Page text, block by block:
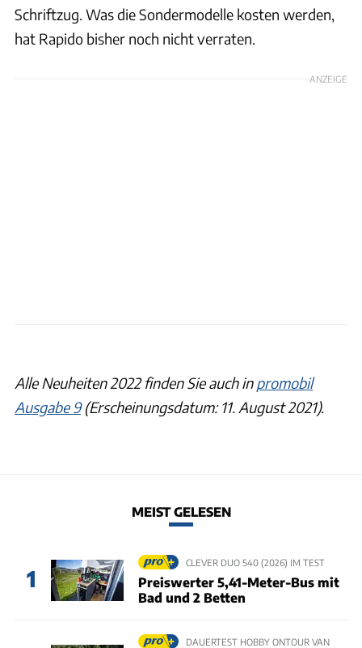
Schriftzug. Was die Sondermodelle kosten werden,
hat Rapido bisher noch nicht verraten.
ANZEIGE
Alle Neuheiten 2022 finden Sie auch inpromobil
Ausgabe 9(Erscheinungsdatum: 11. August 2021).
MEIST GELESEN
1
CLEVER DUO 540 (2026) IM TEST
Preiswerter 5,41-Meter-Bus mit
Bad und 2 Betten
DAUERTEST HOBBY ONTOUR VAN